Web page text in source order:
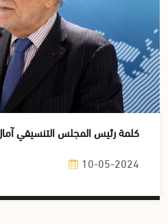
كلمة رئيس المجلس التنسيقي آمال يوم
10-05-2024